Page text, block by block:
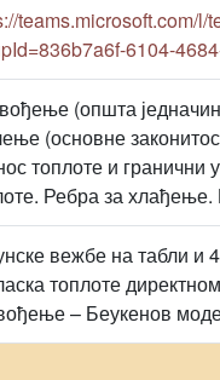
teams.microsoft.com/
6104-
(општа
(основне
топлоте и
Ребра за хлађење.
вежбе на табли и
топлоте
– Беукенов